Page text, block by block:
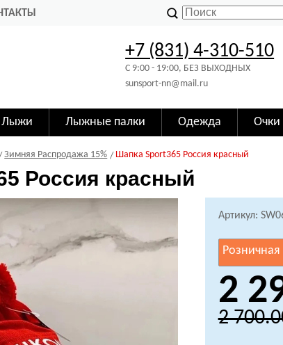
+7 (831) 4-310-510
C 9:00 - 19:00, БЕЗ ВЫХОДНЫХ
sunsport-nn@mail.ru
Лыжи Лыжные палки Одежда Очки
Зимняя Распродажа 15% Шапка Sport365 Россия красный
Россия красный
Артикул:
Розничная
2
2